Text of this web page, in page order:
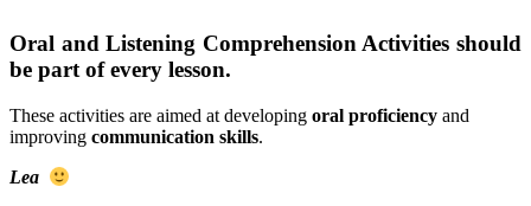
Oral and Listening Comprehension Activities should
be part of every lesson.
These activities are aimed at developing oral proficiency and
improving communication skills.
Lea